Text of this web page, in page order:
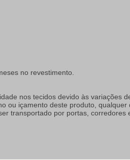
no revestimento.
nos tecidos devido às variações
ou içamento deste produto,
transportado por portas, corredores